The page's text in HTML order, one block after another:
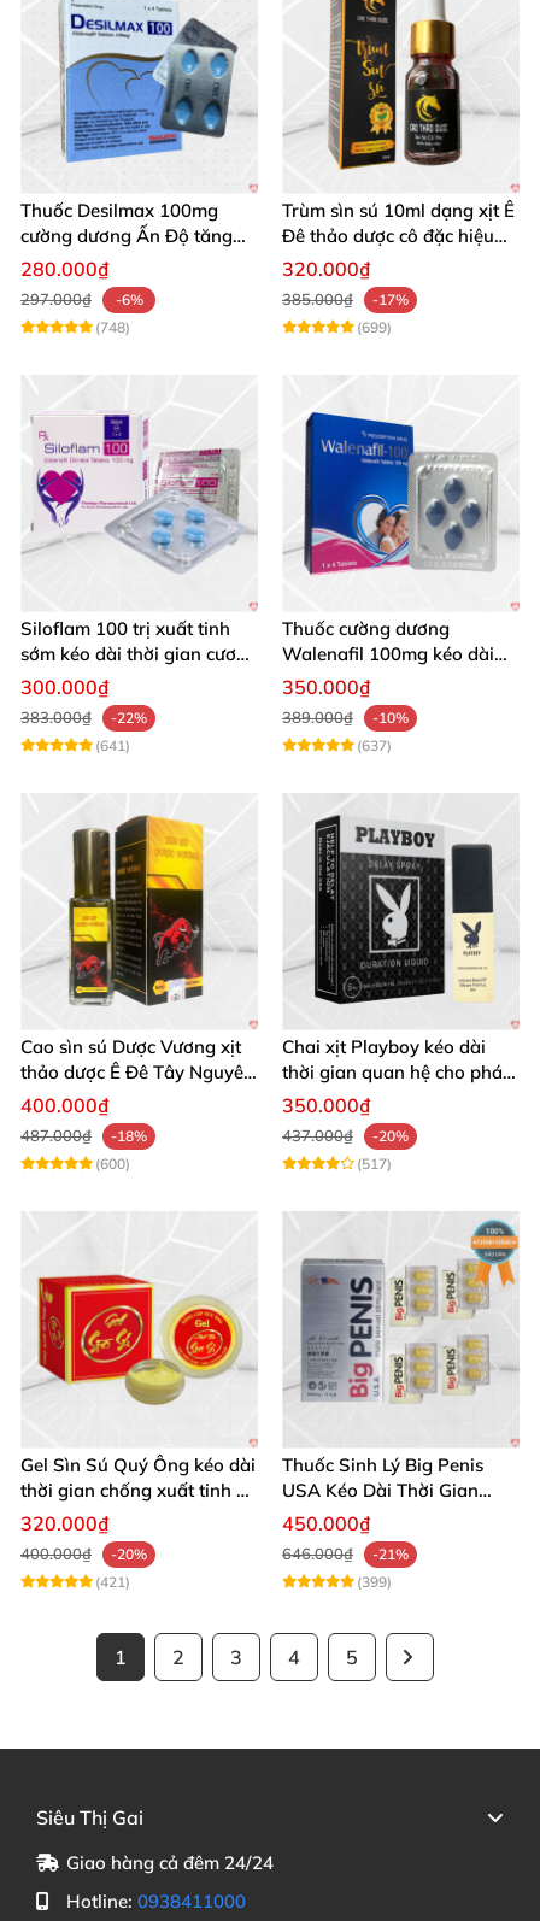
Thuốc Desilmax 100mg
cường dương Ấn Độ tăng
sinh lý mạnh
280.000₫
297.000₫
-6%
(748)
Trùm sìn sú 10ml dạng xịt Ê
Đê thảo dược cô đặc hiệu
quả
320.000₫
385.000₫
-17%
(699)
Siloflam 100 trị xuất tinh
sớm kéo dài thời gian cương
dương
300.000₫
383.000₫
-22%
(641)
Thuốc cường dương
Walenafil 100mg kéo dài
sinh lý nam nhanh chóng
350.000₫
389.000₫
-10%
(637)
Cao sìn sú Dược Vương xịt
thảo dược Ê Đê Tây Nguyên
chính hãng
400.000₫
487.000₫
-18%
(600)
Chai xịt Playboy kéo dài
thời gian quan hệ cho phái
mạnh hiệu quả ngay
350.000₫
437.000₫
-20%
(517)
Gel Sìn Sú Quý Ông kéo dài
thời gian chống xuất tinh an
toàn hiệu quả
320.000₫
400.000₫
-20%
(421)
Thuốc Sinh Lý Big Penis
USA Kéo Dài Thời Gian
Chống Xuất Tinh Sớm
450.000₫
646.000₫
-21%
(399)
1 2 3 4 5
Siêu Thị Gai
Giao hàng cả đêm 24/24
Hotline: 0938411000